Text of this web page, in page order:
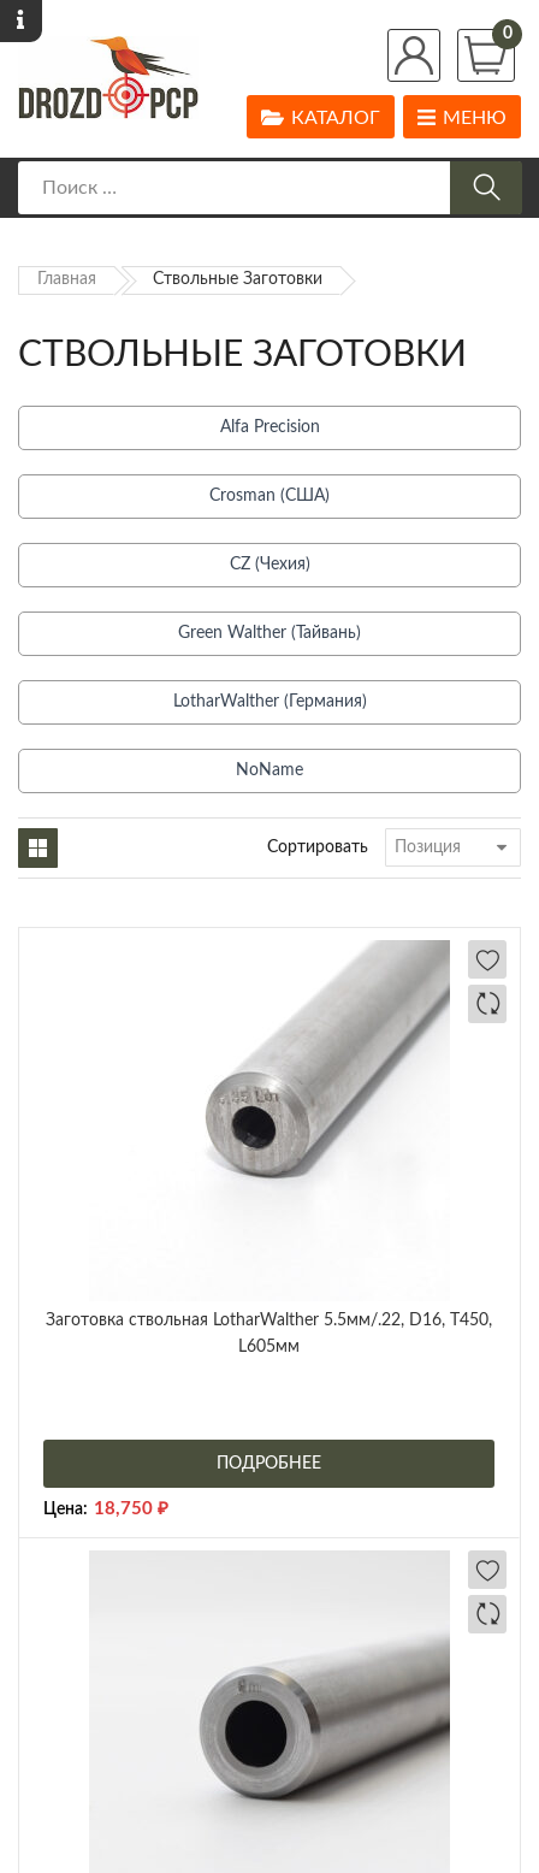
0
МЕНЮ
КАТАЛОГ
Главная Ствольные Заготовки
СТВОЛЬНЫЕ ЗАГОТОВКИ
Alfa Precision
Crosman (США)
CZ (Чехия)
Green Walther (Тайвань)
LotharWalther (Германия)
NoName
Сортировать
Заготовка ствольная LotharWalther 5.5мм/.22, D16, Т450,
L605мм
ПОДРОБНЕЕ
Цена: 18,750 ₽